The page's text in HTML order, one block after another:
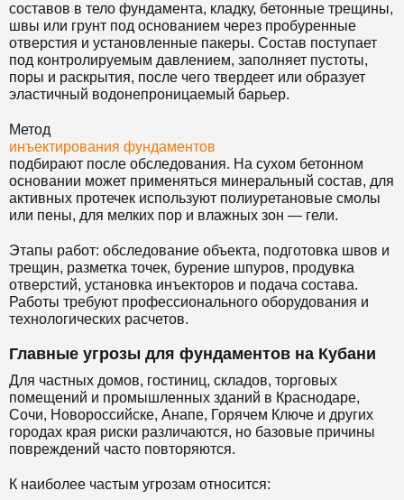
составов в тело фундамента, кладку, бетонные трещины,
швы или грунт под основанием через пробуренные
отверстия и установленные пакеры. Состав поступает
под контролируемым давлением, заполняет пустоты,
поры и раскрытия, после чего твердеет или образует
эластичный водонепроницаемый барьер.
Метод
инъектирования фундаментов
подбирают после обследования. На сухом бетонном
основании может применяться минеральный состав, для
активных протечек используют полиуретановые смолы
или пены, для мелких пор и влажных зон — гели.
Этапы работ: обследование объекта, подготовка швов и
трещин, разметка точек, бурение шпуров, продувка
отверстий, установка инъекторов и подача состава.
Работы требуют профессионального оборудования и
технологических расчетов.
Главные угрозы для фундаментов на Кубани
Для частных домов, гостиниц, складов, торговых
помещений и промышленных зданий в Краснодаре,
Сочи, Новороссийске, Анапе, Горячем Ключе и других
городах края риски различаются, но базовые причины
повреждений часто повторяются.
К наиболее частым угрозам относится: